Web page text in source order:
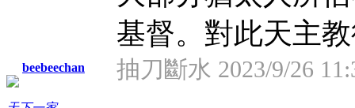
beebeechan
基督。對此天主
抽刀斷水 2023/9/26